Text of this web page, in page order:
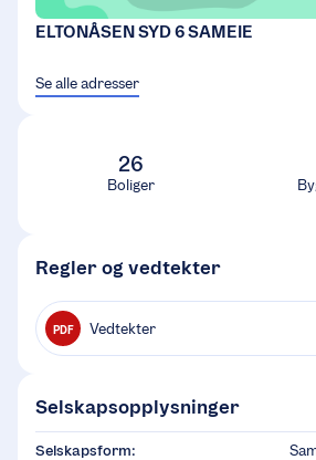
ELTONÅSEN SYD 6 SAMEIE
Se alle adresser
26
Boliger
Regler og vedtekter
PDF Vedtekter
Selskapsopplysninger
Selskapsform: